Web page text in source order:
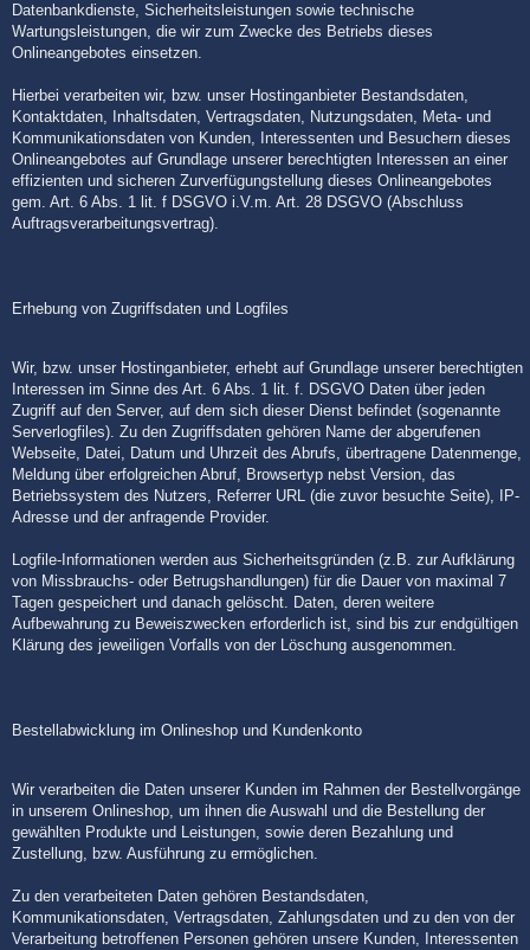
Datenbankdienste, Sicherheitsleistungen sowie technische
Wartungsleistungen, die wir zum Zwecke des Betriebs dieses
Onlineangebotes einsetzen.
Hierbei verarbeiten wir, bzw. unser Hostinganbieter Bestandsdaten,
Kontaktdaten, Inhaltsdaten, Vertragsdaten, Nutzungsdaten, Meta- und
Kommunikationsdaten von Kunden, Interessenten und Besuchern dieses
Onlineangebotes auf Grundlage unserer berechtigten Interessen an einer
effizienten und sicheren Zurverfügungstellung dieses Onlineangebotes
gem. Art. 6 Abs. 1 lit. f DSGVO i.V.m. Art. 28 DSGVO (Abschluss
Auftragsverarbeitungsvertrag).
Erhebung von Zugriffsdaten und Logfiles
Wir, bzw. unser Hostinganbieter, erhebt auf Grundlage unserer berechtigten
Interessen im Sinne des Art. 6 Abs. 1 lit. f. DSGVO Daten über jeden
Zugriff auf den Server, auf dem sich dieser Dienst befindet (sogenannte
Serverlogfiles). Zu den Zugriffsdaten gehören Name der abgerufenen
Webseite, Datei, Datum und Uhrzeit des Abrufs, übertragene Datenmenge,
Meldung über erfolgreichen Abruf, Browsertyp nebst Version, das
Betriebssystem des Nutzers, Referrer URL (die zuvor besuchte Seite), IP-
Adresse und der anfragende Provider.
Logfile-Informationen werden aus Sicherheitsgründen (z.B. zur Aufklärung
von Missbrauchs- oder Betrugshandlungen) für die Dauer von maximal 7
Tagen gespeichert und danach gelöscht. Daten, deren weitere
Aufbewahrung zu Beweiszwecken erforderlich ist, sind bis zur endgültigen
Klärung des jeweiligen Vorfalls von der Löschung ausgenommen.
Bestellabwicklung im Onlineshop und Kundenkonto
Wir verarbeiten die Daten unserer Kunden im Rahmen der Bestellvorgänge
in unserem Onlineshop, um ihnen die Auswahl und die Bestellung der
gewählten Produkte und Leistungen, sowie deren Bezahlung und
Zustellung, bzw. Ausführung zu ermöglichen.
Zu den verarbeiteten Daten gehören Bestandsdaten,
Kommunikationsdaten, Vertragsdaten, Zahlungsdaten und zu den von der
Verarbeitung betroffenen Personen gehören unsere Kunden, Interessenten